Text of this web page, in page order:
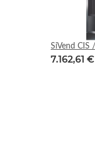
SiVend CIS
7.162,61